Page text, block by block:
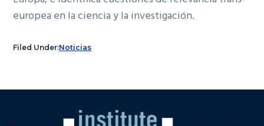
europea en la ciencia y la investigación.
Filed Under:Noticias